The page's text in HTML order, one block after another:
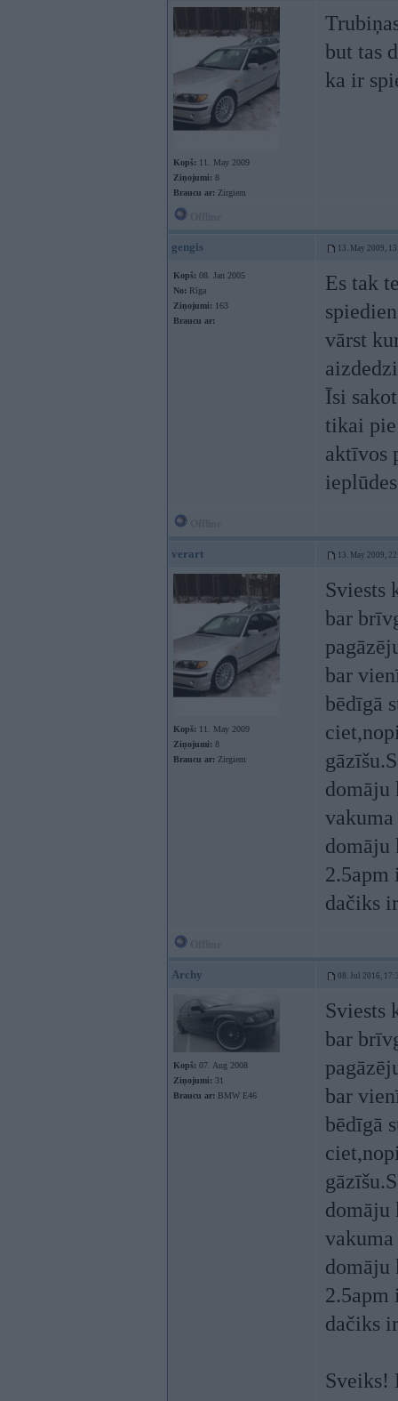
Kopš: 11. May 2009
Ziņojumi: 8
Braucu ar: Zirgiem
but tas
ka ir
gengis 13. May 2009,
Kopš: 08. Jan 2005
No: Rīga
Ziņojumi: 163
Braucu ar:
Es tak
vārst
Īsi
tikai
aktīvos
verart 13. May 2009,
Kopš: 11. May 2009
Ziņojumi: 8
Braucu ar: Zirgiem
Sviests
bar
bar
bēdīgā
domāju
domāju
2.5apm
dačiks
Archy 08. Jul 2016,
Kopš: 07. Aug 2008
Ziņojumi: 31
Braucu ar: BMW E46
Sviests
bar
bar
bēdīgā
domāju
domāju
2.5apm
dačiks
Sveiks!